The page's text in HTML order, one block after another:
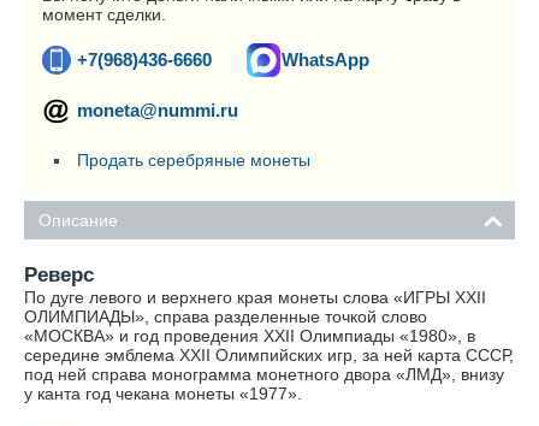
момент сделки.
+7(968)436-6660 WhatsApp
moneta@nummi.ru
Продать серебряные монеты
Описание
Реверс
По дуге левого и верхнего края монеты слова «ИГРЫ XXII
ОЛИМПИАДЫ», справа разделенные точкой слово
«МОСКВА» и год проведения XXII Олимпиады «1980», в
середине эмблема XXII Олимпийских игр, за ней карта СССР,
под ней справа монограмма монетного двора «ЛМД», внизу
у канта год чекана монеты «1977».